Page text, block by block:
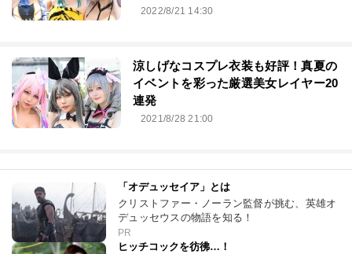
2022/8/21 14:30
涼しげなコスプレ衣装も好評！真夏の
イベントを彩った厳選美女レイヤー20
連発
2021/8/28 21:00
「オデュッセイア」とは
クリストファー・ノーラン監督が挑む、英雄オ
デュッセウスの物語を知る！
PR
ヒッチコックを彷彿…！